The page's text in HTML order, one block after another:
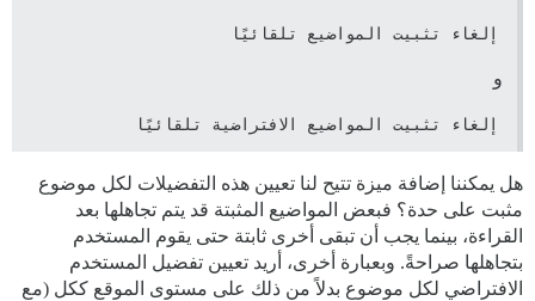
إلغاء تثبيت المواضيع تلقائيًا
و
إلغاء تثبيت المواضيع الافتراضية تلقائيًا
هل يمكننا إضافة ميزة تتيح لنا تعيين هذه التفضيلات لكل موضوع
مثبت على حدة؟ فبعض المواضيع المثبتة قد يتم تجاهلها بعد
القراءة، بينما يجب أن تبقى أخرى ثابتة حتى يقوم المستخدم
بتجاهلها صراحةً. وبعبارة أخرى، أريد تعيين تفضيل المستخدم
الافتراضي لكل موضوع بدلاً من ذلك على مستوى الموقع ككل (مع